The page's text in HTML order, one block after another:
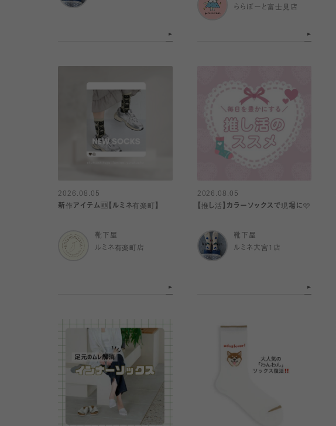
ららぽーと富士見店
2026.08.05
新作アイテム🆕【ルミネ有楽町】
靴下屋
ルミネ有楽町店
2026.08.05
【推し活】カラーソックスで現場に🩷
靴下屋
ルミネ大宮1店